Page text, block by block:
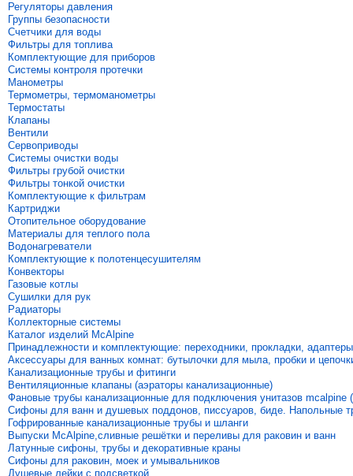
Регуляторы давления
Группы безопасности
Счетчики для воды
Фильтры для топлива
Комплектующие для приборов
Системы контроля протечки
Манометры
Термометры, термоманометры
Термостаты
Клапаны
Вентили
Сервоприводы
Системы очистки воды
Фильтры грубой очистки
Фильтры тонкой очистки
Комплектующие к фильтрам
Картриджи
Отопительное оборудование
Материалы для теплого пола
Водонагреватели
Комплектующие к полотенцесушителям
Конвекторы
Газовые котлы
Сушилки для рук
Радиаторы
Коллекторные системы
Каталог изделий McAlpine
Принадлежности и комплектующие: переходники, прокладки, адаптеры
Аксессуары для ванных комнат: бутылочки для мыла, пробки и
Канализационные трубы и фитинги
Вентиляционные клапаны (аэраторы канализационные)
Фановые трубы канализационные для подключения унитазов mcalpine
Сифоны для ванн и душевых поддонов, писсуаров, биде. Напольные
Гофрированные канализационные трубы и шланги
Выпуски McAlpine,сливные решётки и переливы для раковин и ванн
Латунные сифоны, трубы и декоративные краны
Сифоны для раковин, моек и умывальников
Душевые лейки с подсветкой